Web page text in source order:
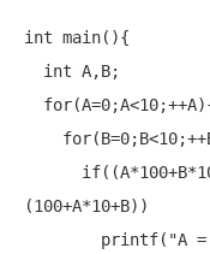
int main(){
int A,B;
for
for
if
(100+A*10+B))
        printf(
"A